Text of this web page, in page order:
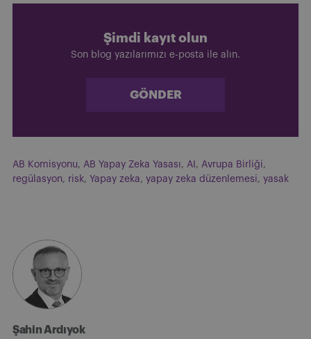
Şimdi kayıt olun
Son blog yazılarımızı e-posta ile alın.
GÖNDER
AB Komisyonu, AB Yapay Zeka Yasası, AI , Avrupa Birliği,
regülasyon, risk, Yapay zeka, yapay zeka düzenlemesi, yasak
Şahin Ardıyok